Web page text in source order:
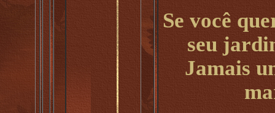
Se você
seu
Jamais